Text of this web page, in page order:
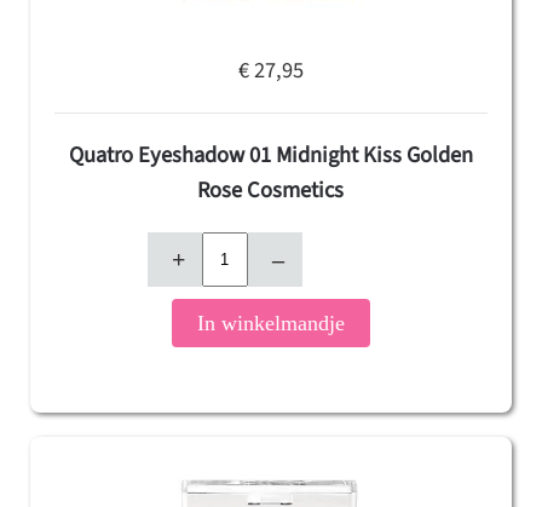
€ 27,95
Quatro Eyeshadow 01 Midnight Kiss Golden
Rose Cosmetics
+ –
In winkelmandje